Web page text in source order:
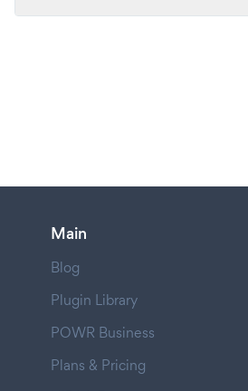
Main
Blog
Plugin Library
POWR Business
Plans & Pricing